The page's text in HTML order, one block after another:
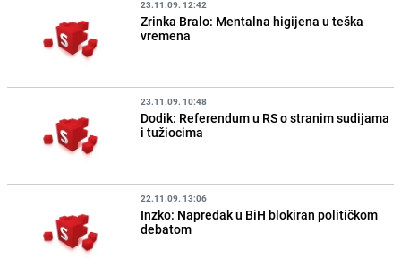
23.11.09. 12:42
Zrinka Bralo: Mentalna higijena u teška
vremena
23.11.09. 10:48
Dodik: Referendum u RS o stranim sudijama
i tužiocima
22.11.09. 13:06
Inzko: Napredak u BiH blokiran političkom
debatom